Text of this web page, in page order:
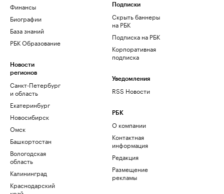
Финансы
Биографии
База знаний
РБК Образование
Новости
регионов
Санкт-Петербург
и область
Екатеринбург
Новосибирск
Омск
Башкортостан
Вологодская
область
Калининград
Краснодарский
Подписки
Скрыть баннеры
на РБК
Подписка на РБК
Корпоративная
подписка
Уведомления
RSS Новости
РБК
О компании
Контактная
информация
Редакция
Размещение
рекламы